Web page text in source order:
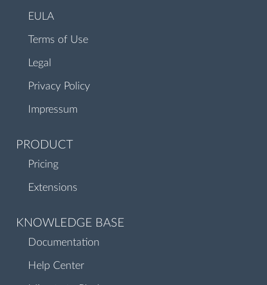
EULA
Terms of Use
Legal
Privacy Policy
Impressum
PRODUCT
Pricing
Extensions
KNOWLEDGE BASE
Documentation
Help Center